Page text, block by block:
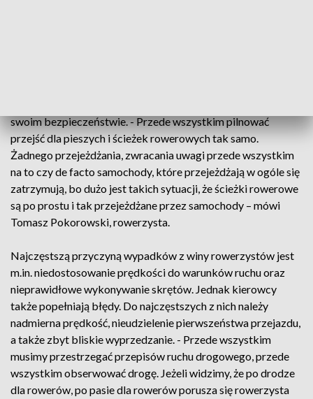
swoim bezpieczeństwie. - Przede wszystkim pilnować
przejść dla pieszych i ścieżek rowerowych tak samo.
Żadnego przejeżdżania, zwracania uwagi przede wszystkim
na to czy de facto samochody, które przejeżdżają w ogóle się
zatrzymują, bo dużo jest takich sytuacji, że ścieżki rowerowe
są po prostu i tak przejeżdżane przez samochody – mówi
Tomasz Pokorowski, rowerzysta.
Najczęstszą przyczyną wypadków z winy rowerzystów jest
m.in. niedostosowanie prędkości do warunków ruchu oraz
nieprawidłowe wykonywanie skrętów. Jednak kierowcy
także popełniają błędy. Do najczęstszych z nich należy
nadmierna prędkość, nieudzielenie pierwszeństwa przejazdu,
a także zbyt bliskie wyprzedzanie. - Przede wszystkim
musimy przestrzegać przepisów ruchu drogowego, przede
wszystkim obserwować drogę. Jeżeli widzimy, że po drodze
dla rowerów, po pasie dla rowerów porusza się rowerzysta